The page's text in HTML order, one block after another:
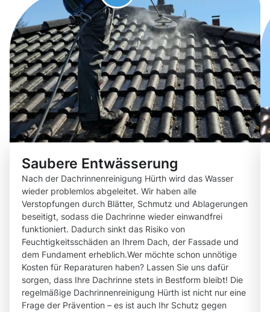
Saubere Entwässerung
Nach der Dachrinnenreinigung Hürth wird das Wasser
wieder problemlos abgeleitet. Wir haben alle
Verstopfungen durch Blätter, Schmutz und Ablagerungen
beseitigt, sodass die Dachrinne wieder einwandfrei
funktioniert. Dadurch sinkt das Risiko von
Feuchtigkeitsschäden an Ihrem Dach, der Fassade und
dem Fundament erheblich.Wer möchte schon unnötige
Kosten für Reparaturen haben? Lassen Sie uns dafür
sorgen, dass Ihre Dachrinne stets in Bestform bleibt! Die
regelmäßige Dachrinnenreinigung Hürth ist nicht nur eine
Frage der Prävention – es ist auch Ihr Schutz gegen